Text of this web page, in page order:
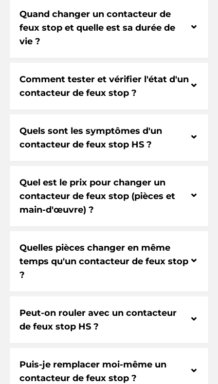
Quand changer un contacteur de
feux stop et quelle est sa durée de
vie ?
⌃
Comment tester et vérifier l'état d'un
contacteur de feux stop ?
⌃
Quels sont les symptômes d'un
contacteur de feux stop HS ?
⌃
Quel est le prix pour changer un
contacteur de feux stop (pièces et
main-d'œuvre) ?
⌃
Quelles pièces changer en même
temps qu'un contacteur de feux stop
?
⌃
Peut-on rouler avec un contacteur
de feux stop HS ?
⌃
Puis-je remplacer moi-même un
contacteur de feux stop ?
⌃